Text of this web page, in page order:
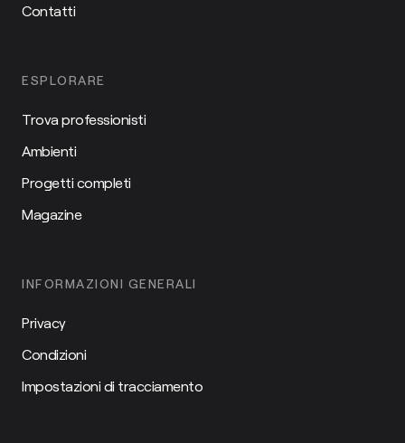
Contatti
ESPLORARE
Trova professionisti
Ambienti
Progetti completi
Magazine
INFORMAZIONI GENERALI
Privacy
Condizioni
Impostazioni di tracciamento